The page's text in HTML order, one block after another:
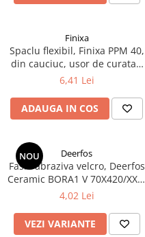
Finixa
Spaclu flexibil, Finixa PPM 40,
din cauciuc, usor de curatat,
pentru chit
6,41 Lei
ADAUGA IN COS
NOU Deerfos
Fasie abraziva velcro, Deerfos
Ceramic BORA1 V 70X420/XX0,
ceramica, slefuire pe uscat
420 mm
4,02 Lei
VEZI VARIANTE